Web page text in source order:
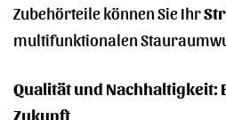
Zubehörteile können Sie Ihr
multifunktionalen
Qualität und Nachhaltigkeit:
Zukunft